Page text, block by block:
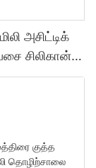
அசிட்டிக்
சிலிகான்